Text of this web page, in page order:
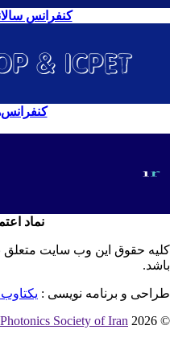
کنفرانس
نماد
حقوق این وب سایت متعلق
و برنامه نویسی : یکتاوب
©
Photonics Society of Iran